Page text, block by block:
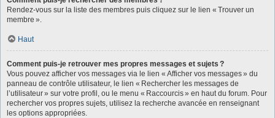
Rendez-vous sur la liste des membres puis cliquez sur le lien « Trouver un
membre ».
Haut
Comment puis-je retrouver mes propres messages et sujets ?
Vous pouvez afficher vos messages via le lien « Afficher vos messages » du
panneau de contrôle utilisateur, le lien « Rechercher les messages de
l’utilisateur » sur votre profil, ou le menu « Raccourcis » en haut du forum. Pour
rechercher vos propres sujets, utilisez la recherche avancée en renseignant
les options appropriées.